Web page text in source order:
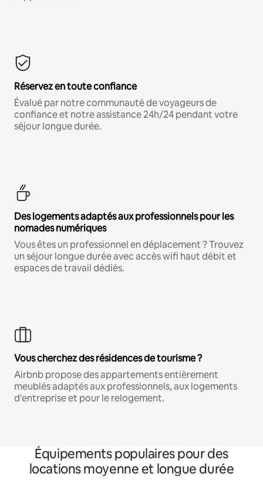
Réservez en toute confiance
Évalué par notre communauté de voyageurs de
confiance et notre assistance 24h/24 pendant votre
séjour longue durée.
Des logements adaptés aux professionnels pour les
nomades numériques
Vous êtes un professionnel en déplacement ? Trouvez
un séjour longue durée avec accès wifi haut débit et
espaces de travail dédiés.
Vous cherchez des résidences de tourisme ?
Airbnb propose des appartements entièrement
meublés adaptés aux professionnels, aux logements
d'entreprise et pour le relogement.
Équipements populaires pour des
locations moyenne et longue durée